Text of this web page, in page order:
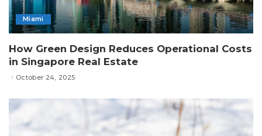
Miami
How Green Design Reduces Operational Costs
in Singapore Real Estate
October 24, 2025